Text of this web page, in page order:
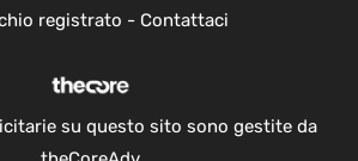
registrato - Contattaci
su questo sito sono gestite da